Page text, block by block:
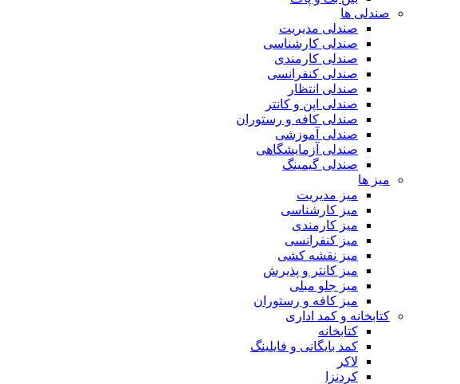
صندلی ها
صندلی مدیریت
صندلی کارشناسی
صندلی کارمندی
صندلی کنفرانسی
صندلی انتظار
صندلی اپن و کانتر
صندلی کافه و رستوران
صندلی آموزشی
صندلی آزمایشگاهی
صندلی گیمینگ
میز ها
میز مدیریت
میز کارشناسی
میز کارمندی
میز کنفرانسی
میز نقشه کشی
میز کانتر و پذیرش
میز جلو مبلی
میز کافه و رستوران
کتابخانه و کمد اداری
کتابخانه
کمد بایگانی و فایلینگ
لاکر
کردنزا